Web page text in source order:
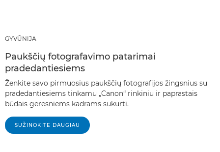
GYVŪNIJA
Paukščių fotografavimo patarimai
pradedantiesiems
Ženkite savo pirmuosius paukščių fotografijos žingsnius su
pradedantiesiems tinkamu „Canon“ rinkiniu ir paprastais
būdais geresniems kadrams sukurti.
SUŽINOKITE DAUGIAU